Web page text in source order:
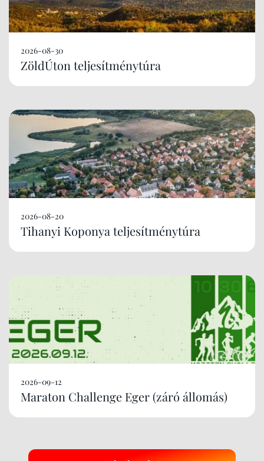
2026-08-30
ZöldÚton teljesítménytúra
2026-08-20
Tihanyi Koponya teljesítménytúra
2026-09-12
Maraton Challenge Eger (záró állomás)